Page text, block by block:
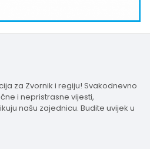
za Zvornik i regiju! Svakodnevno
i nepristrasne vijesti,
našu zajednicu. Budite uvijek u